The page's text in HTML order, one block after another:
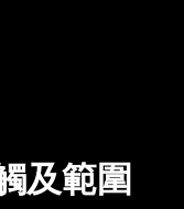
及範圍